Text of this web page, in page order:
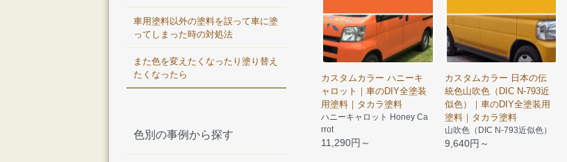
カスタムカラー ハニーキ
ャロット｜車のDIY全塗装
用塗料｜タカラ塗料
ハニーキャロット Honey Ca
rrot
11,290円～
カスタムカラー 日本の伝
統色山吹色（DIC N-793近
似色）｜車のDIY全塗装用
塗料｜タカラ塗料
山吹色（DIC N-793近似色）
9,640円～
車用塗料以外の塗料を誤って車に塗
ってしまった時の対処法
また色を変えたくなったり塗り替え
たくなったら
色別の事例から探す